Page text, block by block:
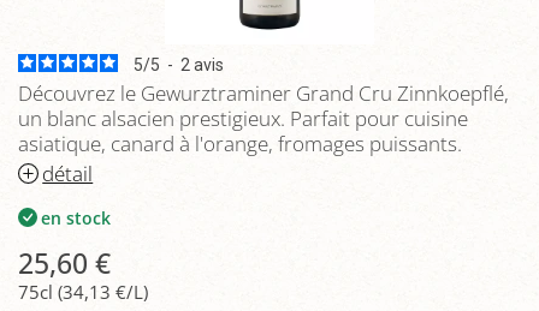
5/5 - 2 avis
Découvrez le Gewurztraminer Grand Cru Zinnkoepflé,
un blanc alsacien prestigieux. Parfait pour cuisine
asiatique, canard à l'orange, fromages puissants.
détail
en stock
25,60 €
75cl (34,13 €/L)